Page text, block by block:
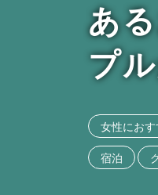
あ
プ
女性にお
宿泊